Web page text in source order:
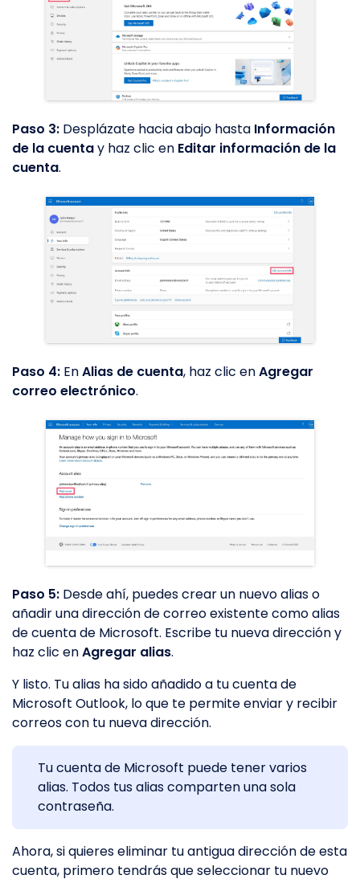
Paso 3: Desplázate hacia abajo hasta Información
de la cuentay haz clic en Editar información de la
cuenta.
Paso 4: EnAlias de cuenta, haz clic enAgregar
correo electrónico.
Paso 5: Desde ahí, puedes crear un nuevo alias o
añadir una dirección de correo existente como alias
de cuenta de Microsoft. Escribe tu nueva dirección y
haz clic enAgregar alias.
Y listo. Tu alias ha sido añadido a tu cuenta de
Microsoft Outlook, lo que te permite enviar y recibir
correos con tu nueva dirección.
Tu cuenta de Microsoft puede tener varios
alias. Todos tus alias comparten una sola
contraseña.
Ahora, si quieres eliminar tu antigua dirección de esta
cuenta, primero tendrás que seleccionar tu nuevo